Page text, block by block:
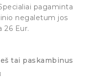
pagaminta
negaletum jos
26 Eur.
tai paskambinus